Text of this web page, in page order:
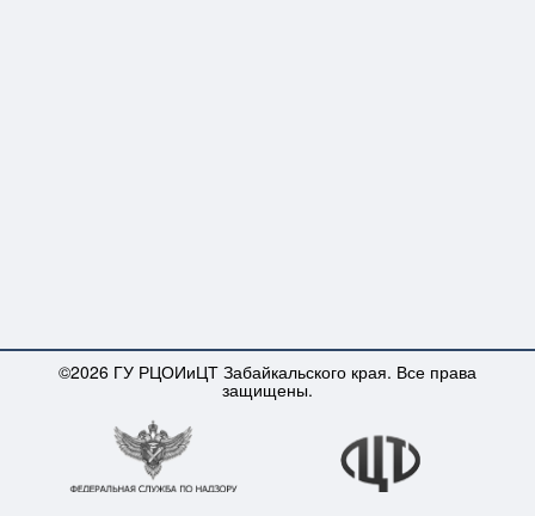
©2026 ГУ РЦОИиЦТ Забайкальского края. Все права
защищены.